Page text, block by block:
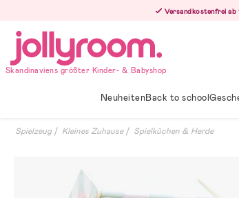
innehållet
Versandkostenfrei ab
Skandinaviens größter Kinder- & Babyshop
NeuheitenBack to school
Spielzeug Kleines Zuhause Spielküchen & Herde